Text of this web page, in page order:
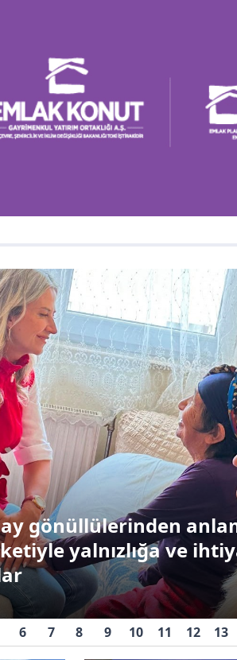
İlçe Kongresi’nde
6 7 8 9 10 11 12 13
renk tonuna
ağaçlar